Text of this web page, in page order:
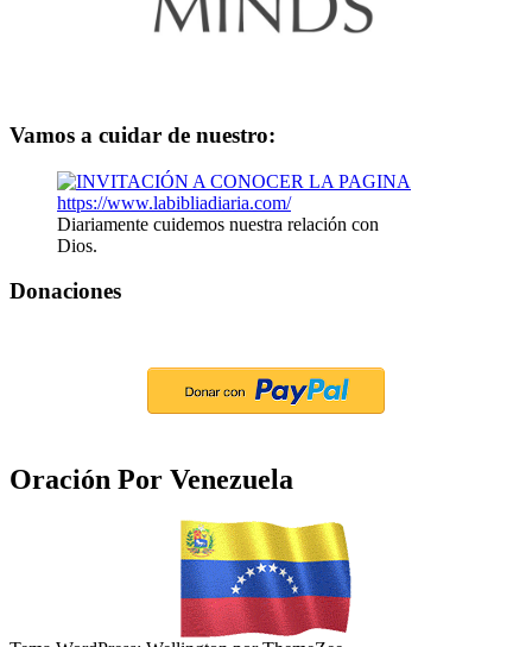
Vamos a cuidar de nuestro:
Diariamente cuidemos nuestra relación con
Dios.
Donaciones
Oración Por Venezuela